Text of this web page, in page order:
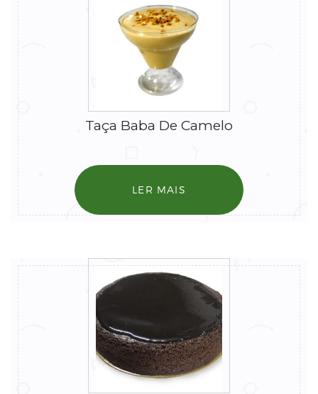
Taça Baba De Camelo
LER MAIS